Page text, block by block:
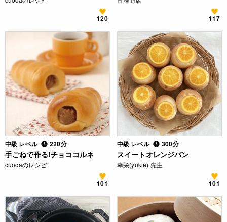
120 117
中級 レベル 220分
手ごねで作る!チョココルネ
cuocaのレシピ
101
中級 レベル 300分
スイートオレンジパン
幸栄(yukie) 先生
101